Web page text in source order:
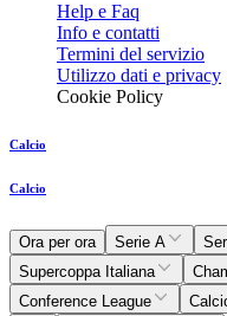
Help e Faq
Info e contatti
Termini del servizio
Utilizzo dati e privacy
Cookie Policy
Calcio
Calcio
Ora per ora Serie A
Supercoppa Italiana
Conference League